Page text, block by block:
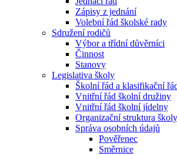
Zápisy z jednání
Volební řád školské rady
Sdružení rodičů
Výbor a třídní důvěrníci
Činnost
Stanovy
Legislativa školy
Školní řád a klasifikační
Vnitřní řád školní družiny
Vnitřní řád školní jídelny
Organizační struktura školy
Správa osobních údajů
Pověřenec
Směrnice